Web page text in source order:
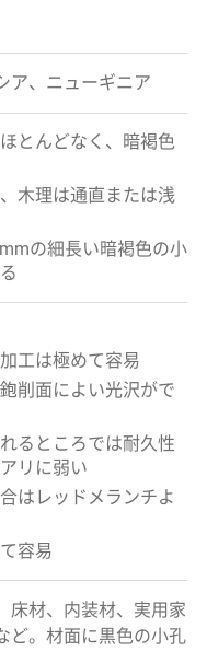
ア、ニューギニア
とんどなく、暗褐色
木理は通直または浅
の細長い暗褐色の小
工は極めて容易
削面によい光沢がで
るところでは耐久性
リに弱い
はレッドメランチよ
容易
床材、内装材、実用家
ど。材面に黒色の小孔